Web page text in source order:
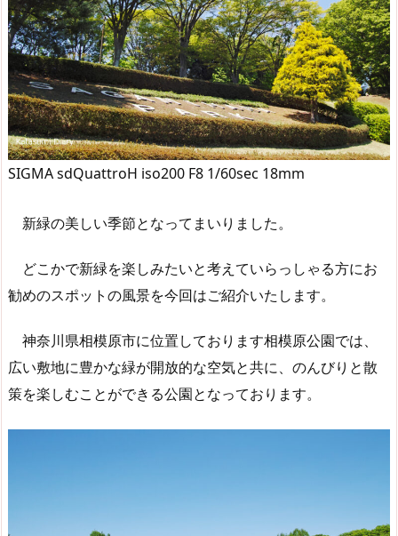
SIGMA sdQuattroH iso200 F8 1/60sec 18mm
新緑の美しい季節となってまいりました。
どこかで新緑を楽しみたいと考えていらっしゃる方にお
勧めのスポットの風景を今回はご紹介いたします。
神奈川県相模原市に位置しております相模原公園では、
広い敷地に豊かな緑が開放的な空気と共に、のんびりと散
策を楽しむことができる公園となっております。